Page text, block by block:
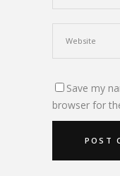
Save my
browser for